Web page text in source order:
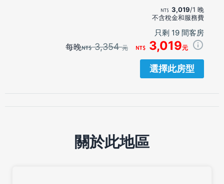
3,019/1 晚
不含稅金和服務費
只剩 19 間客房
每晚 3,354元 3,019元
選擇此房型
關於此地區